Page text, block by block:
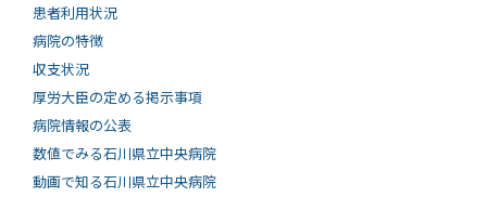
患者利用状況
病院の特徴
収支状況
厚労大臣の定める掲示事項
病院情報の公表
数値でみる石川県立中央病院
動画で知る⽯川県⽴中央病院